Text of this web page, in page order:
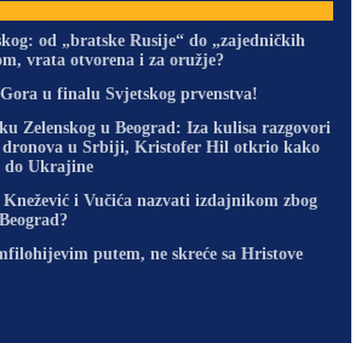
od „bratske Rusije“ do „zajedničkih
vrata otvorena i za oružje?
u finalu Svjetskog prvenstva!
Zelenskog u Beograd: Iza kulisa razgovori
u Srbiji, Kristofer Hil otkrio kako
do Ukrajine
i Vučića nazvati izdajnikom zbog
putem, ne skreće sa Hristove